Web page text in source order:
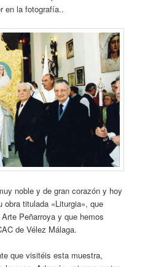
en la fotografía..
noble y de gran corazón y hoy
obra titulada «Liturgia», que
Peñarroya y que hemos
de Vélez Málaga.
que visitéis esta muestra,